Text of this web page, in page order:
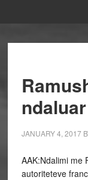
JANUARY 4, 2017
AAK:Ndalimi me
autoriteteve